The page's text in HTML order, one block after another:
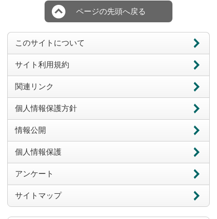
ページの先頭へ戻る
このサイトについて
サイト利用規約
関連リンク
個人情報保護方針
情報公開
個人情報保護
アンケート
サイトマップ